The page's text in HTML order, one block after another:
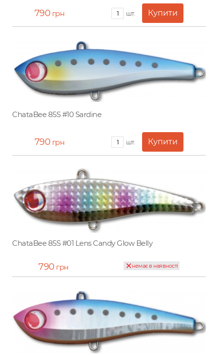
790 грн шт.
ChataBee 85S #10 Sardine
790 грн шт.
ChataBee 85S #01 Lens Candy Glow Belly
790 грн немає в наявності